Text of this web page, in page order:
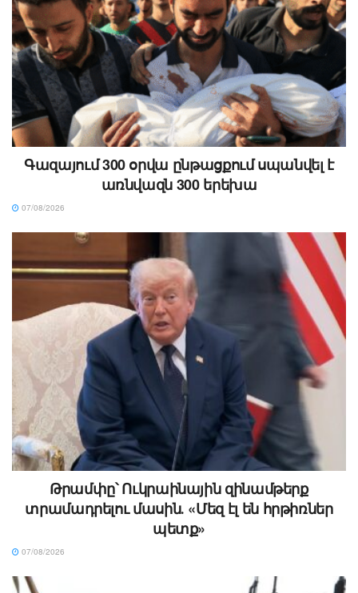
Գազայում 300 օրվա ընթացքում սպանվել է
առնվազն 300 երեխա
07/08/2026
Թրամփը՝ Ուկրաինային զինամթերք
տրամադրելու մասին․ «Մեզ էլ են հրթիռներ
պետք»
07/08/2026